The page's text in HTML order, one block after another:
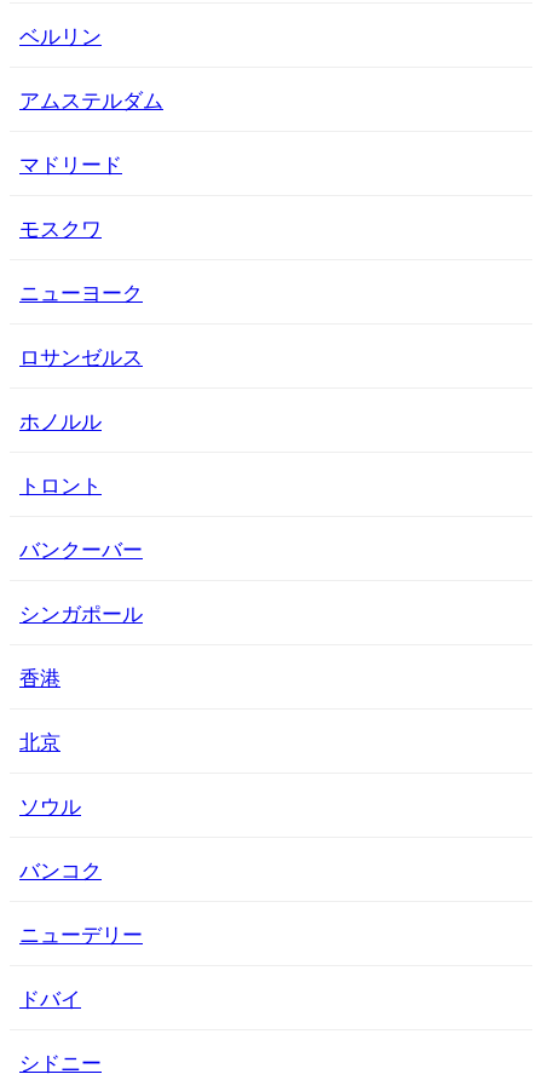
ベルリン
アムステルダム
マドリード
モスクワ
ニューヨーク
ロサンゼルス
ホノルル
トロント
バンクーバー
シンガポール
香港
北京
ソウル
バンコク
ニューデリー
ドバイ
シドニー